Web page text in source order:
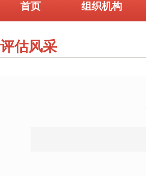
首页 组织机构
评估风采